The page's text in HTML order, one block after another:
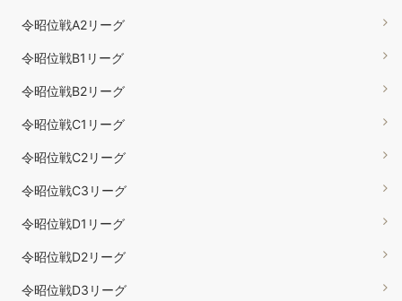
令昭位戦A2リーグ
令昭位戦B1リーグ
令昭位戦B2リーグ
令昭位戦C1リーグ
令昭位戦C2リーグ
令昭位戦C3リーグ
令昭位戦D1リーグ
令昭位戦D2リーグ
令昭位戦D3リーグ